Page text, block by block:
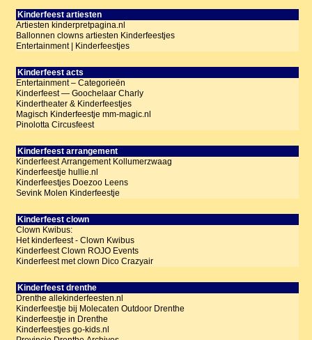
Kinderfeest artiesten
Artiesten kinderpretpagina.nl
Ballonnen clowns artiesten Kinderfeestjes
Entertainment | Kinderfeestjes
Kinderfeest acts
Entertainment – Categorieën
Kinderfeest — Goochelaar Charly
Kindertheater & Kinderfeestjes
Magisch Kinderfeestje mm-magic.nl
Pinolotta Circusfeest
Kinderfeest arrangement
Kinderfeest Arrangement Kollumerzwaag
Kinderfeestje hullie.nl
Kinderfeestjes Doezoo Leens
Sevink Molen Kinderfeestje
Kinderfeest clown
Clown Kwibus:
Het kinderfeest - Clown Kwibus
Kinderfeest Clown ROJO Events
Kinderfeest met clown Dico Crazyair
Kinderfeest drenthe
Drenthe allekinderfeesten.nl
Kinderfeestje bij Molecaten Outdoor Drenthe
Kinderfeestje in Drenthe
Kinderfeestjes go-kids.nl